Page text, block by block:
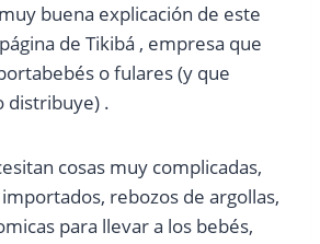
buena explicación de este
de Tikibá , empresa que
o fulares (y que
distribuye) .
cosas muy complicadas,
rebozos de argollas,
para llevar a los bebés,